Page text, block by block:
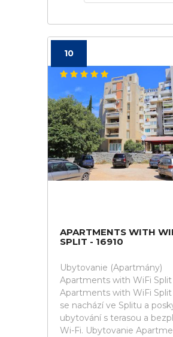
10
APARTMENTS WITH
SPLIT - 16910
Ubytovanie (Apartmány)
Apartments with WiFi Split
Apartments with WiFi Split
se nachází ve Splitu a
ubytování s terasou a
Wi-Fi. Ubytovanie